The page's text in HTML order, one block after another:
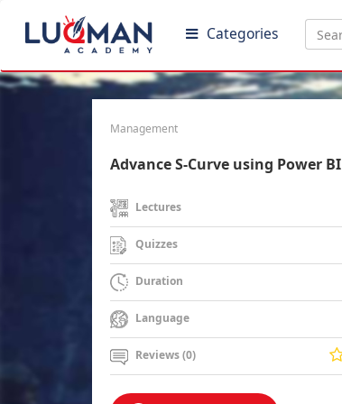
Categories
Management
Advance S-Curve using Power BI
Lectures
Quizzes
Duration
Language
Reviews (0)